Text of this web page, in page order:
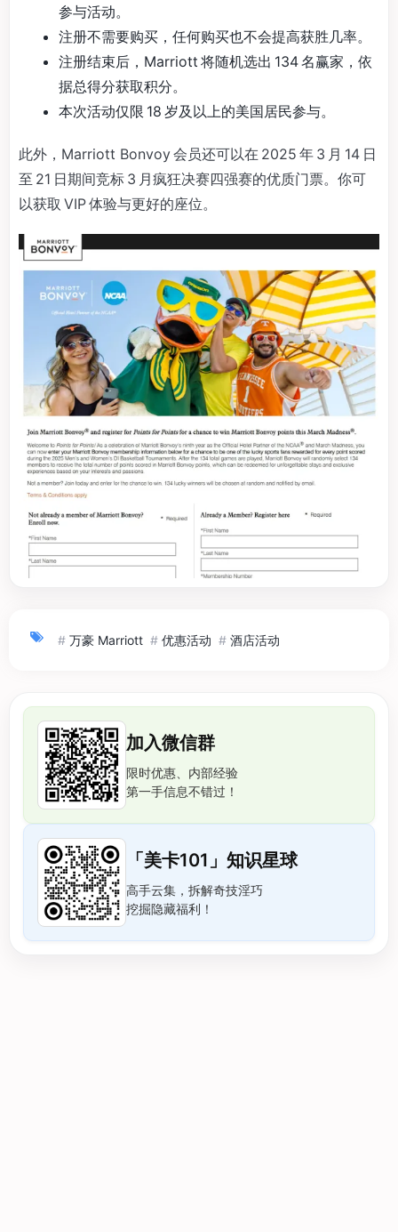
参与活动。
注册不需要购买，任何购买也不会提高获胜几率。
注册结束后，Marriott 将随机选出 134 名赢家，依
据总得分获取积分。
本次活动仅限 18 岁及以上的美国居民参与。
此外，Marriott Bonvoy 会员还可以在 2025 年 3 月 14 日
至 21 日期间竞标 3 月疯狂决赛四强赛的优质门票。你可
以获取 VIP 体验与更好的座位。
# 万豪 Marriott # 优惠活动 # 酒店活动
加入微信群
限时优惠、内部经验
第一手信息不错过！
「美卡101」知识星球
高手云集，拆解奇技淫巧
挖掘隐藏福利！